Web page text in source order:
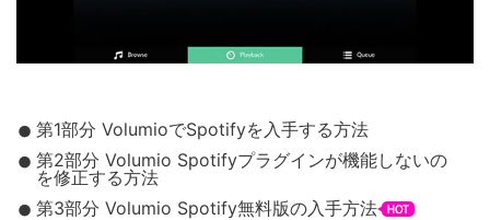
第1部分 VolumioでSpotifyを入手する方法
第2部分 Volumio Spotifyプラグインが機能しないの
を修正する方法
第3部分 Volumio Spotify無料版の入手方法